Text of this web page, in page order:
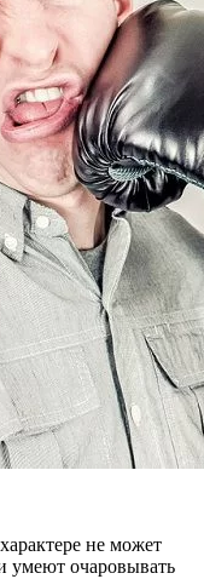
не может
умеют очаровывать